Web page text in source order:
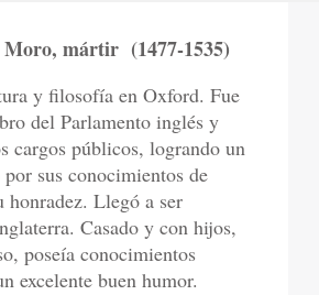
Moro, mártir (1477-1535)
y filosofía en Oxford. Fue
del Parlamento inglés y
cargos públicos, logrando un
sus conocimientos de
honradez. Llegó a ser
Casado y con hijos,
poseía conocimientos
excelente buen humor.